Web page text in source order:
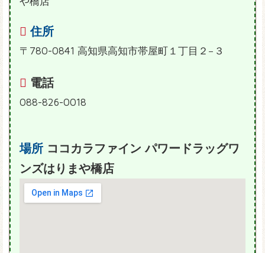
住所
〒780-0841 高知県高知市帯屋町１丁目２−３
電話
088-826-0018
場所 ココカラファイン パワードラッグワ
ンズはりまや橋店